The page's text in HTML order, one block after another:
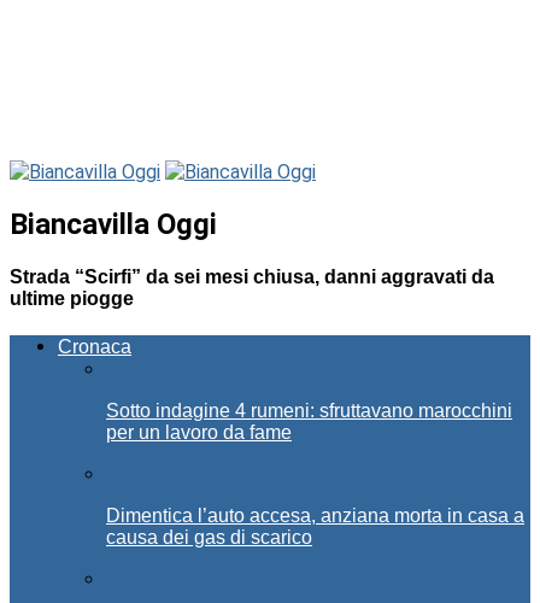
Biancavilla Oggi
Strada “Scirfi” da sei mesi chiusa, danni aggravati da
ultime piogge
Cronaca
Sotto indagine 4 rumeni: sfruttavano marocchini
per un lavoro da fame
Dimentica l’auto accesa, anziana morta in casa a
causa dei gas di scarico